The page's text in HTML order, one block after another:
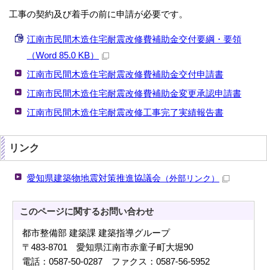
工事の契約及び着手の前に申請が必要です。
江南市民間木造住宅耐震改修費補助金交付要綱・要領
（Word 85.0 KB）
江南市民間木造住宅耐震改修費補助金交付申請書
江南市民間木造住宅耐震改修費補助金変更承認申請書
江南市民間木造住宅耐震改修工事完了実績報告書
リンク
愛知県建築物地震対策推進協議会 （外部リンク）
このページに関するお問い合わせ
都市整備部 建築課 建築指導グループ
〒483-8701 愛知県江南市赤童子町大堀90
電話：0587-50-0287 ファクス：0587-56-5952